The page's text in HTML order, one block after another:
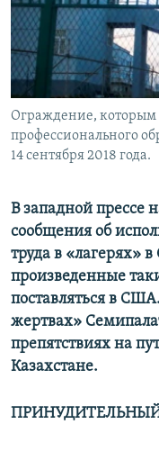
Ограждение, которым
профессионального
14 сентября 2018 года.
В западной прессе
сообщения об
труда в «лагерях»
произведенные
поставляться в
жертвах»
препятствиях на
Казахстане.